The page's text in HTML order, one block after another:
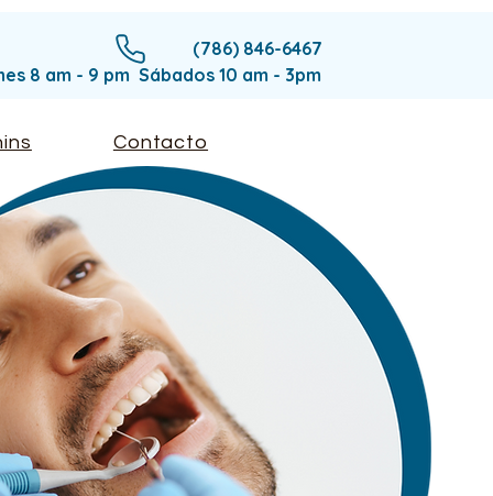
(786) 846-6467
8 am - 9 pm Sábados 10 am - 3pm
Contacto